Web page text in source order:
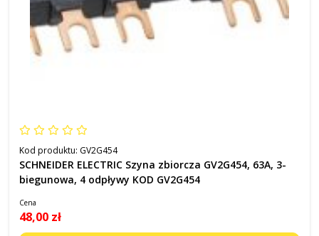
Kod produktu: GV2G454
SCHNEIDER ELECTRIC Szyna zbiorcza GV2G454, 63A, 3-
biegunowa, 4 odpływy KOD GV2G454
Cena
48,00 zł